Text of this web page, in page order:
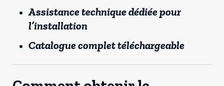
Assistance technique dédiée pour
l’installation
Catalogue complet téléchargeable